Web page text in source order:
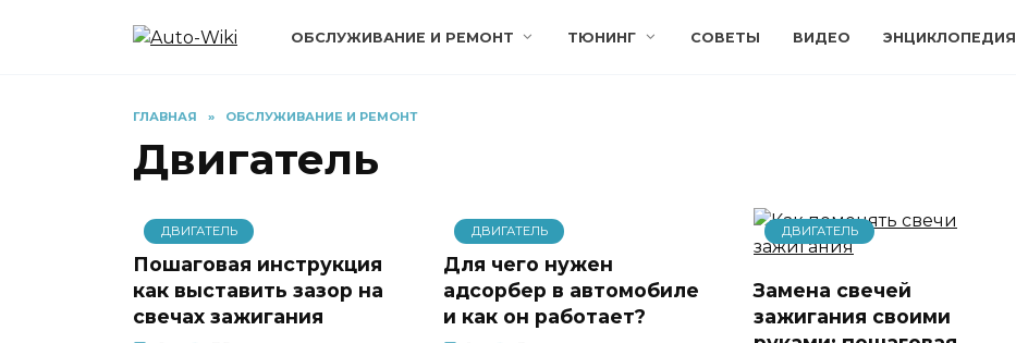
ОБСЛУЖИВАНИЕ И РЕМОНТ ТЮНИНГ СОВЕТЫ ВИДЕО ЭНЦИКЛОПЕДИЯ
ГЛАВНАЯ » ОБСЛУЖИВАНИЕ И РЕМОНТ
Двигатель
ДВИГАТЕЛЬ
Пошаговая инструкция
как выставить зазор на
свечах зажигания
ДВИГАТЕЛЬ
Для чего нужен
адсорбер в автомобиле
и как он работает?
ДВИГАТЕЛЬ
Замена свечей
зажигания своими